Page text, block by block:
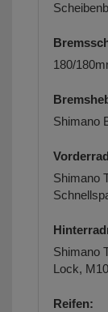
180/
Shimano
Shimano
Shimano
Lock,
Reifen: